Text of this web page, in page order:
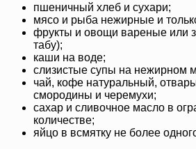
пшеничный хлеб и сухари;
мясо и рыба нежирные и
фрукты и овощи вареные или
табу);
каши на воде;
слизистые супы на нежирном
чай, кофе натуральный,
смородины и черемухи;
сахар и сливочное масло в
количестве;
яйцо в всмятку не более